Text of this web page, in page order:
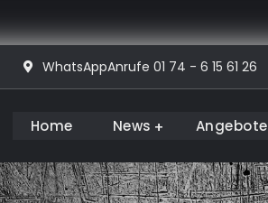
WhatsAppAnrufe 01 74 - 6 15 61 26
Home News Angebote